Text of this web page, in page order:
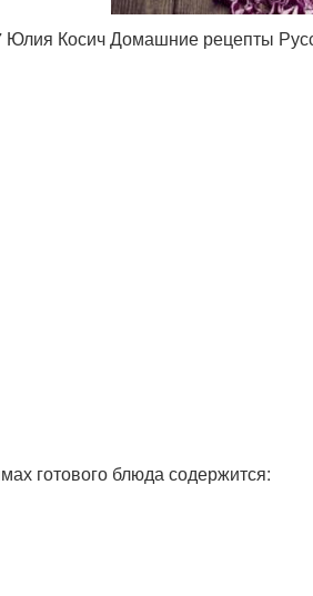
Юлия Косич Домашние рецепты
готового блюда содержится: